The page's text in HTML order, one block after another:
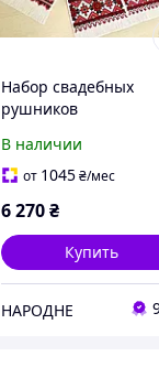
Набор свадебных
рушников
красно-черный
В наличии
от 1045₴/мес
6 270₴
Купить
НАРОДНЕ